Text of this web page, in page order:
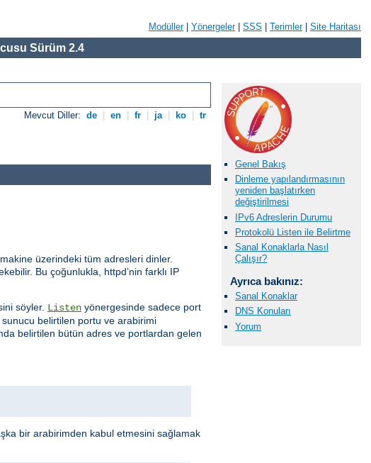
Modüller| Yönergeler| SSS Terimler| Site Haritası
Sürüm 2.4
Mevcut Diller: de en fr ja ko tr
Genel Bakış
Dinleme yapılandırmasının
yeniden başlatırken
değiştirilmesi
IPv6 Adreslerin Durumu
Protokolü Listen ile Belirtme
Sanal Konaklarla Nasıl
Çalışır?
Ayrıca bakınız:
Sanal Konaklar
DNS Konuları
Yorum
üzerindeki tüm adresleri dinler.
Bu çoğunlukla, httpd’nin farklı IP
söyler. Listen yönergesinde sadece port
belirtilen portu ve arabirimi
belirtilen bütün adres ve portlardan gelen
bir arabirimden kabul etmesini sağlamak